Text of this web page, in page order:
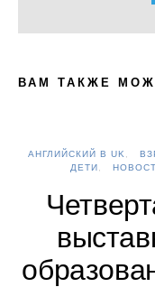
ВАМ ТАКЖЕ
АНГЛИЙСКИЙ В UK
ДЕТИ